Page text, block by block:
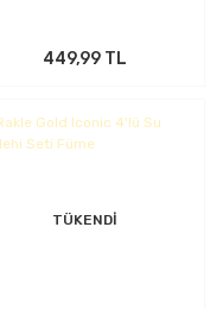
449,99 TL
TÜKENDİ